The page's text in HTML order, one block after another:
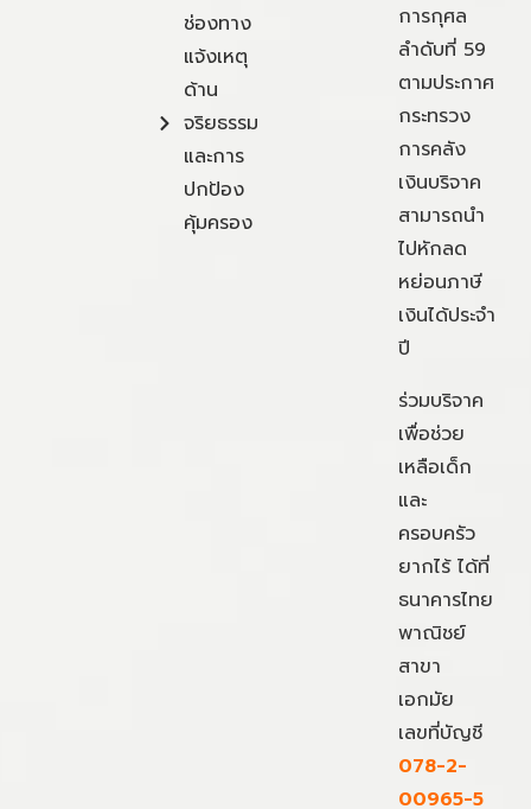
ช่องทาง
แจ้งเหตุ
ด้าน
จริยธรรม
และการ
ปกป้อง
คุ้มครอง
การกุศล
ลำดับที่ 59
ตามประกาศ
กระทรวง
การคลัง
เงินบริจาค
สามารถนำ
ไปหักลด
หย่อนภาษี
เงินได้ประจำ
ปี
ร่วมบริจาค
เพื่อช่วย
เหลือเด็ก
และ
ครอบครัว
ยากไร้ ได้ที่
ธนาคารไทย
พาณิชย์
สาขา
เอกมัย
เลขที่บัญชี
078-2-
00965-5